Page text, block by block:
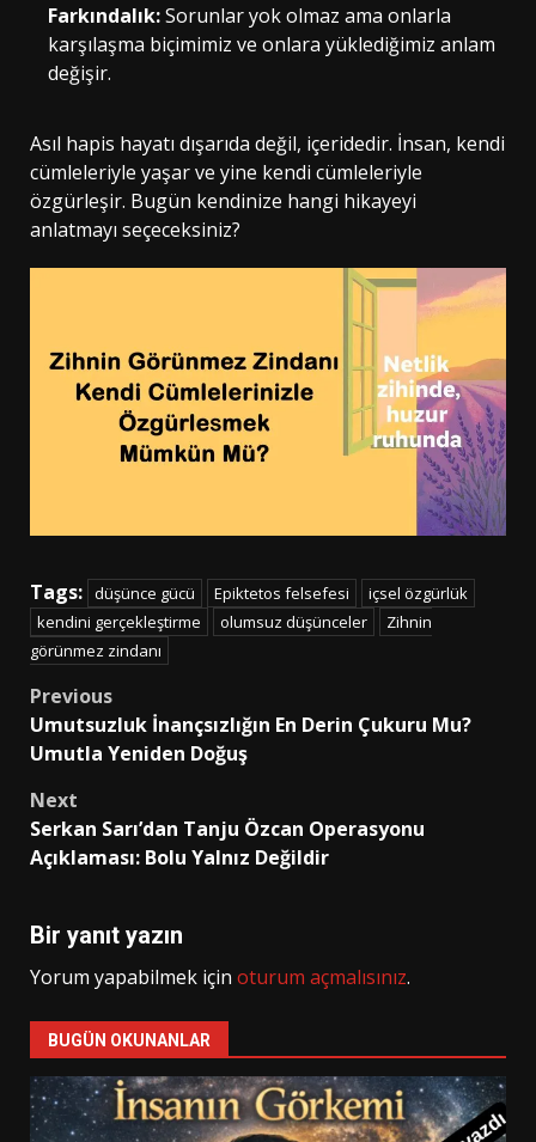
Farkındalık:Sorunlar yok olmaz ama onlarla
karşılaşma biçimimiz ve onlara yüklediğimiz anlam
değişir.
Asıl hapis hayatı dışarıda değil, içeridedir. İnsan, kendi
cümleleriyle yaşar ve yine kendi cümleleriyle
özgürleşir. Bugün kendinize hangi hikayeyi
anlatmayı seçeceksiniz?
Tags: düşünce gücü Epiktetos felsefesi
içsel özgürlük
kendini gerçekleştirme
olumsuz düşünceler
Zihnin
görünmez zindanı
Post
navigation
Previous
Umutsuzluk İnançsızlığın En Derin Çukuru Mu?
Umutla Yeniden Doğuş
Next
Serkan Sarı’dan Tanju Özcan Operasyonu
Açıklaması: Bolu Yalnız Değildir
Bir yanıt yazın
Yorum yapabilmek için oturum açmalısınız.
BUGÜN OKUNANLAR